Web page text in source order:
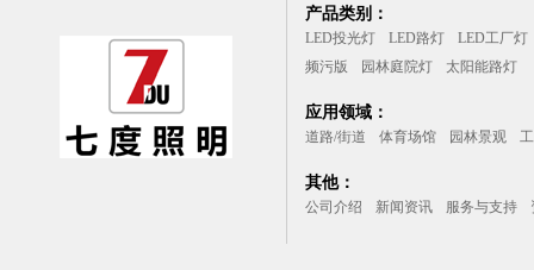
产品类别：
LED投光灯 LED路灯
LED工厂灯
频污版
园林庭院灯 太阳能路灯
应用领域：
道路/街道 体育场馆 园林景观
其他：
公司介绍 新闻资讯 服务与支持